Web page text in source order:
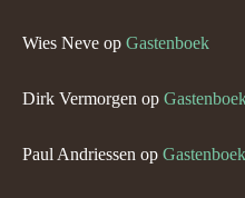
Wies Neve op Gastenboek
Dirk Vermorgen op
Paul Andriessen op Gastenboek